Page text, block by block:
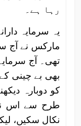
رہا ہے۔
یہ سرمایہ
تھی۔ آج
بھی بے چینی
کو دوبارہ
طرح سے اس
نکال سکیں،